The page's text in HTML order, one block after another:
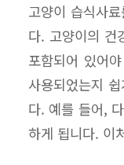
고양이 습식사
다. 고양이의 건
포함되어 있어
사용되었는지
다. 예를 들어,
하게 됩니다. 이